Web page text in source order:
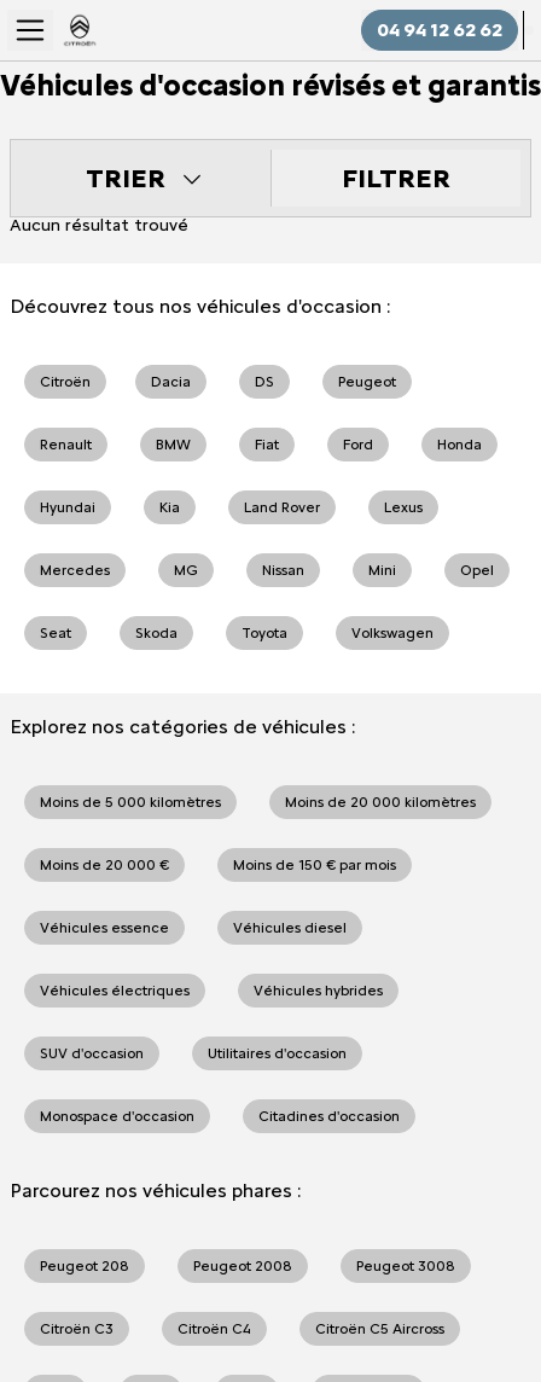
04 94 12 62 62
Véhicules d'occasion révisés et garantis
TRIER FILTRER
Aucun résultat trouvé
Découvrez tous nos véhicules d'occasion :
Citroën Dacia DS Peugeot
Renault BMW Fiat Ford Honda
Hyundai Kia Land Rover Lexus
Mercedes MG Nissan Mini Opel
Seat Skoda Toyota Volkswagen
Explorez nos catégories de véhicules :
Moins de 5 000 kilomètres Moins de 20 000 kilomètres
Moins de 20 000 € Moins de 150 € par mois
Véhicules essence Véhicules diesel
Véhicules électriques Véhicules hybrides
SUV d'occasion Utilitaires d'occasion
Monospace d'occasion Citadines d'occasion
Parcourez nos véhicules phares :
Peugeot 208 Peugeot 2008 Peugeot 3008
Citroën C3 Citroën C4 Citroën C5 Aircross